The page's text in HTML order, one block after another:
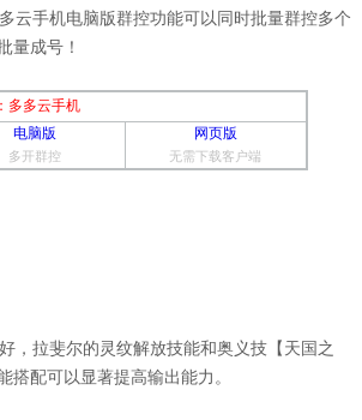
云手机电脑版群控功能可以同时批量群控多个
量成号！
多多云手机
电脑版
多开群控
网页版
无需下载客户端
，拉斐尔的灵纹解放技能和奥义技【天国之
配可以显著提高输出能力。